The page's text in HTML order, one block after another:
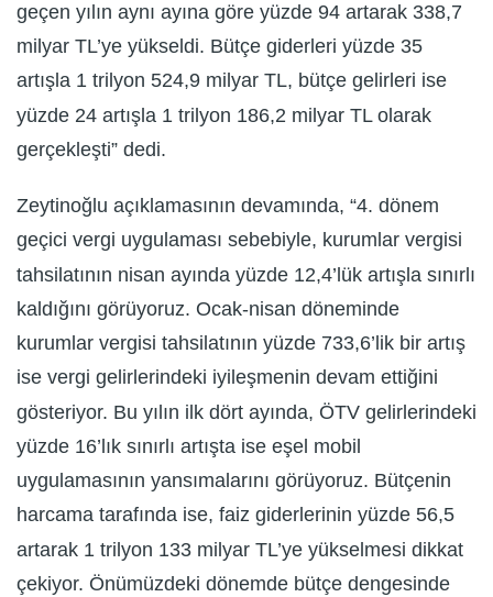
geçen yılın aynı ayına göre yüzde 94 artarak 338,7
milyar TL’ye yükseldi. Bütçe giderleri yüzde 35
artışla 1 trilyon 524,9 milyar TL, bütçe gelirleri ise
yüzde 24 artışla 1 trilyon 186,2 milyar TL olarak
gerçekleşti” dedi.
Zeytinoğlu açıklamasının devamında, “4. dönem
geçici vergi uygulaması sebebiyle, kurumlar vergisi
tahsilatının nisan ayında yüzde 12,4’lük artışla sınırlı
kaldığını görüyoruz. Ocak-nisan döneminde
kurumlar vergisi tahsilatının yüzde 733,6’lik bir artış
ise vergi gelirlerindeki iyileşmenin devam ettiğini
gösteriyor. Bu yılın ilk dört ayında, ÖTV gelirlerindeki
yüzde 16’lık sınırlı artışta ise eşel mobil
uygulamasının yansımalarını görüyoruz. Bütçenin
harcama tarafında ise, faiz giderlerinin yüzde 56,5
artarak 1 trilyon 133 milyar TL’ye yükselmesi dikkat
çekiyor. Önümüzdeki dönemde bütçe dengesinde